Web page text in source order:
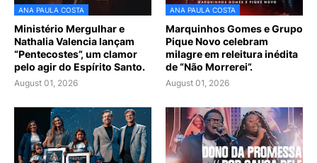
ANA PAULA COSTA
Ministério Mergulhar e
Nathalia Valencia lançam
“Pentecostes”, um clamor
pelo agir do Espírito Santo.
August 01, 2026
ANA PAULA COSTA
Marquinhos Gomes e Grupo
Pique Novo celebram
milagre em releitura inédita
de “Não Morrerei”.
August 01, 2026